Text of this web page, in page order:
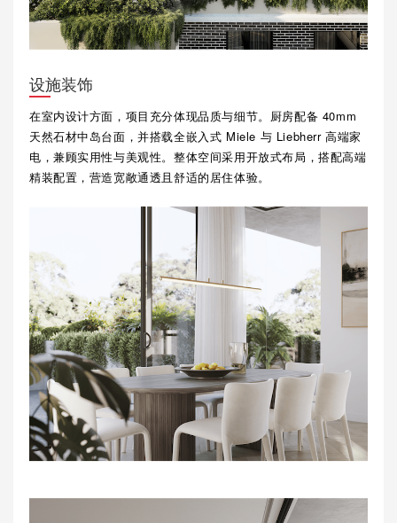
设施装饰
在室内设计方面，项目充分体现品质与细节。厨房配备 40mm
天然石材中岛台面，并搭载全嵌入式 Miele 与 Liebherr 高端家
电，兼顾实用性与美观性。整体空间采用开放式布局，搭配高端
精装配置，营造宽敞通透且舒适的居住体验。